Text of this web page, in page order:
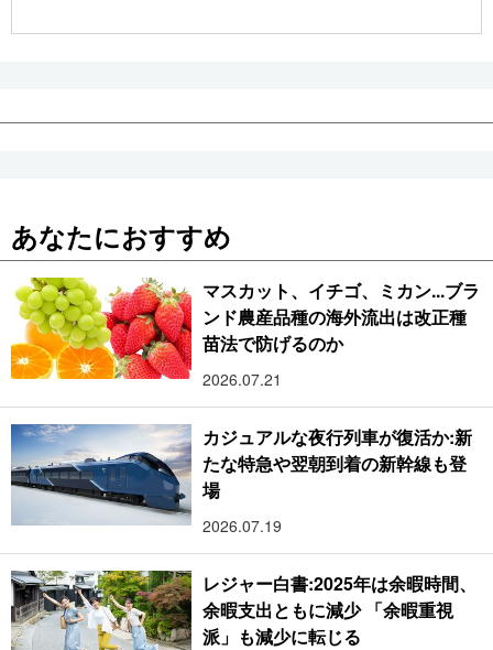
あなたにおすすめ
マスカット、イチゴ、ミカン...ブラ
ンド農産品種の海外流出は改正種
苗法で防げるのか
2026.07.21
カジュアルな夜行列車が復活か:新
たな特急や翌朝到着の新幹線も登
場
2026.07.19
レジャー白書:2025年は余暇時間、
余暇支出ともに減少 「余暇重視
派」も減少に転じる